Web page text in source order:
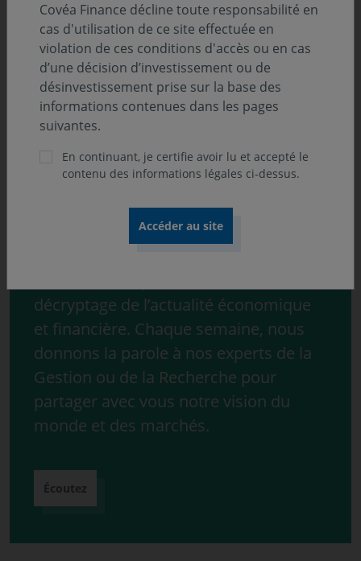
ONdécrypte l'hebdo
décryptage de l’actualité économique
et financière. Chaque semaine, nous
donnons la parole à nos experts de la
Gestion ou de la Recherche pour
partager avec vous notre vision du
monde et des marchés.
Écoutez
Covéa Finance décline toute responsabilité en
cas d'utilisation de ce site effectuée en
violation de ces conditions d'accès ou en cas
d’une décision d’investissement ou de
désinvestissement prise sur la base des
informations contenues dans les pages
suivantes.
En continuant, je certifie avoir lu et accepté le
contenu des informations légales ci-dessus.